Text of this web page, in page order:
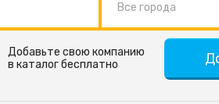
Все города
Добавьте свою компанию
в каталог бесплатно